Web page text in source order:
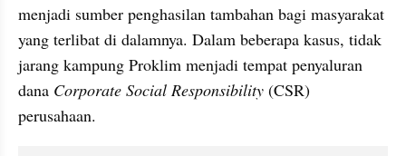
menjadi sumber penghasilan tambahan bagi masyarakat
yang terlibat di dalamnya. Dalam beberapa kasus, tidak
jarang kampung Proklim menjadi tempat penyaluran
dana Corporate Social Responsibility (CSR)
perusahaan.